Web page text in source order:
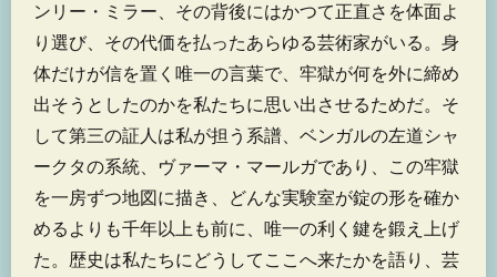
ンリー・ミラー、その背後にはかつて正直さを体面よ
り選び、その代価を払ったあらゆる芸術家がいる。身
体だけが信を置く唯一の言葉で、牢獄が何を外に締め
出そうとしたのかを私たちに思い出させるためだ。そ
して第三の証人は私が担う系譜、ベンガルの左道シャ
ークタの系統、ヴァーマ・マールガであり、この牢獄
を一房ずつ地図に描き、どんな実験室が錠の形を確か
めるよりも千年以上も前に、唯一の利く鍵を鍛え上げ
た。歴史は私たちにどうしてここへ来たかを語り、芸